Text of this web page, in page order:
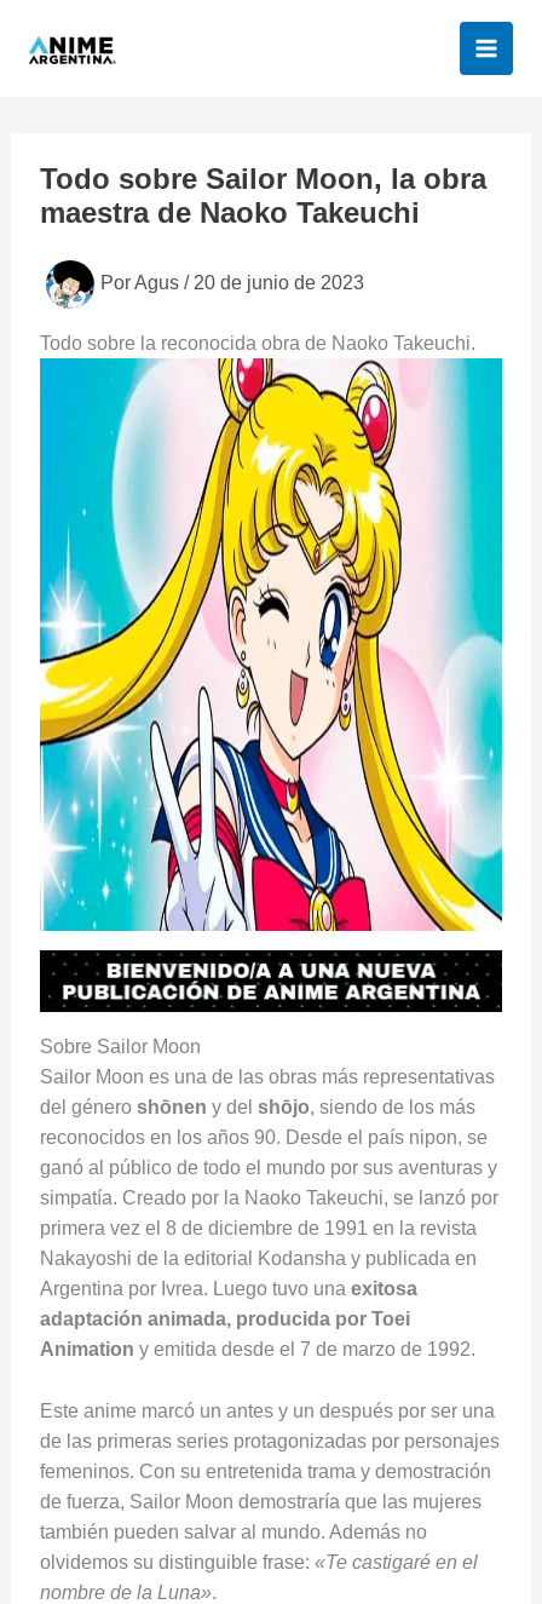
Todo sobre Sailor Moon, la obra
maestra de Naoko Takeuchi
PorAgus / 20 de junio de 2023
Todo sobre la reconocida obra de Naoko Takeuchi.
Sobre Sailor Moon
Sailor Moon es una de las obras más representativas
del género shōnen y del shōjo, siendo de los más
reconocidos en los años 90. Desde el país nipon, se
ganó al público de todo el mundo por sus aventuras y
simpatía. Creado por la Naoko Takeuchi, se lanzó por
primera vez el 8 de diciembre de 1991 en la revista
Nakayoshi de la editorial Kodansha y publicada en
Argentina por Ivrea. Luego tuvo una exitosa
adaptación animada, producida por Toei
Animation y emitida desde el 7 de marzo de 1992.
Este anime marcó un antes y un después por ser una
de las primeras series protagonizadas por personajes
femeninos. Con su entretenida trama y demostración
de fuerza, Sailor Moon demostraría que las mujeres
también pueden salvar al mundo. Además no
olvidemos su distinguible frase: «Te castigaré en el
nombre de la Luna».